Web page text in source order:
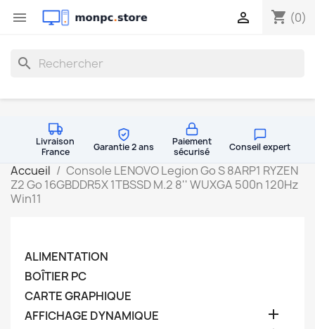
 shopping_cart (0)

search
Livraison
France
Garantie 2 ans
Paiement
sécurisé
Conseil expert
Accueil
Console LENOVO Legion Go S 8ARP1 RYZEN
Z2 Go 16GBDDR5X 1TBSSD M.2 8'' WUXGA 500n 120Hz
Win11
ALIMENTATION
BOÎTIER PC
CARTE GRAPHIQUE
AFFICHAGE DYNAMIQUE
